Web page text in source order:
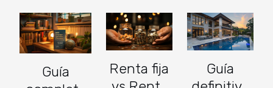
Guía
Renta fija
Guía